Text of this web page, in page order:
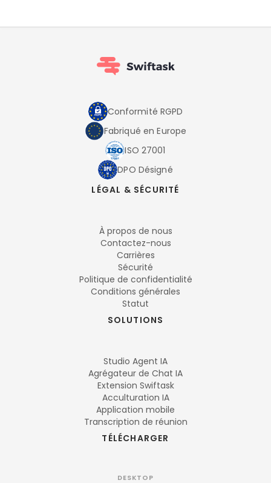
Conformité RGPD
Fabriqué en Europe
ISO 27001
DPO Désigné
LÉGAL & SÉCURITÉ
À propos de nous
Contactez-nous
Carrières
Sécurité
Politique de confidentialité
Conditions générales
Statut
SOLUTIONS
Studio Agent IA
Agrégateur de Chat IA
Extension Swiftask
Acculturation IA
Application mobile
Transcription de réunion
TÉLÉCHARGER
DESKTOP